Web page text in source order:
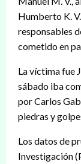
Humberto K.
responsables
cometido en
La víctima fue
sábado iba
por Carlos
piedras y
Los datos de
Investigación